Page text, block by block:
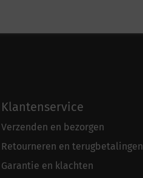
Klantenservice
Verzenden en bezorgen
Retourneren en terugbetalingen
Garantie en klachten